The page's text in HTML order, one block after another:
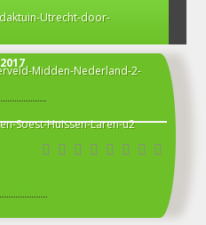
Utrecht-door-
Midden-Nederland-2-
Soest-Huissen-Laren-u2